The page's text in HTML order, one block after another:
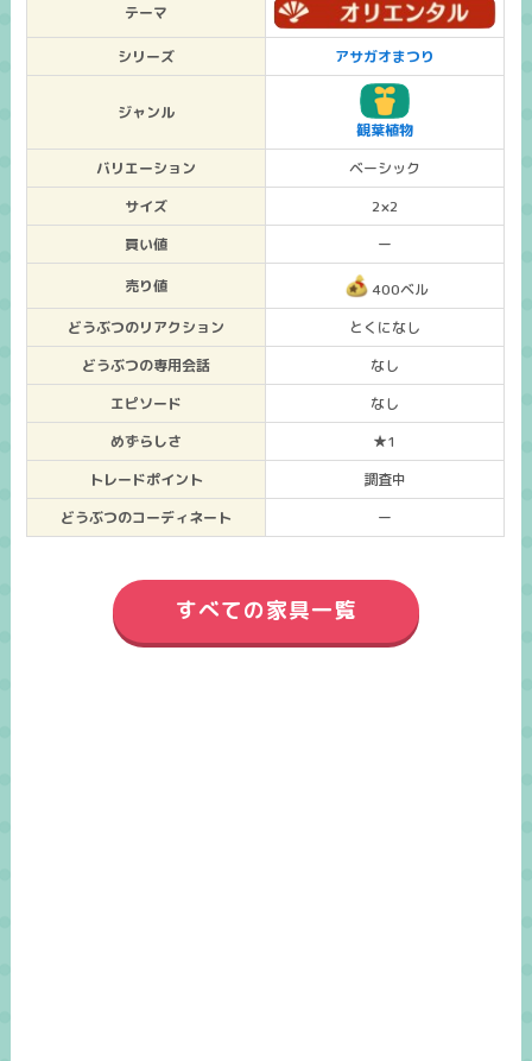
テーマ
シリーズ アサガオまつり
ジャンル
観葉植物
バリエーション
ベーシック
サイズ
2×2
買い値
ー
売り値
400ベル
どうぶつのリアクション
とくになし
どうぶつの専用会話
なし
エピソード
なし
めずらしさ
★1
トレードポイント
調査中
どうぶつのコーディネート
ー
すべての家具一覧